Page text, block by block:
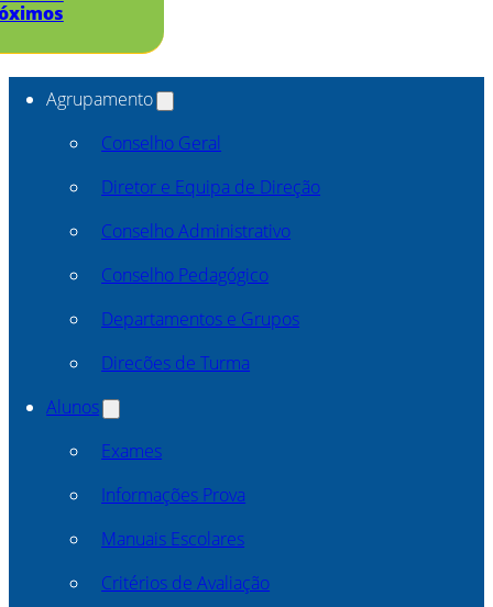
Agrupamento
Conselho Geral
Diretor e Equipa de Direção
Conselho Administrativo
Conselho Pedagógico
Departamentos e Grupos
Direcões de Turma
Alunos
Exames
Informações Prova
Manuais Escolares
Critérios de Avaliação